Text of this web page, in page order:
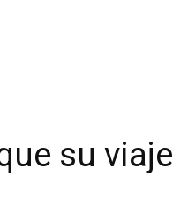
su viaje